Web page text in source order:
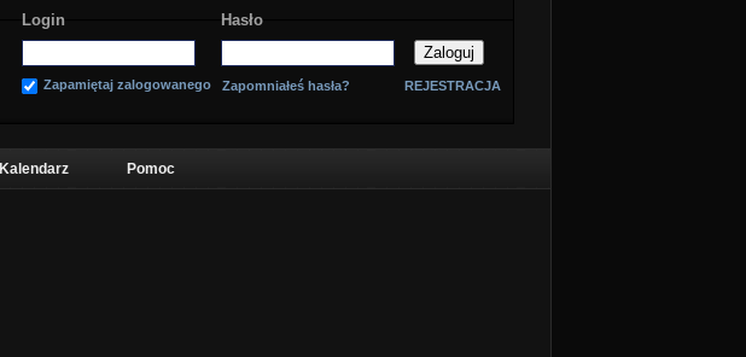
Login Hasło
Zapamiętaj zalogowanego Zapomniałeś hasła? REJESTRACJA
Kalendarz Pomoc